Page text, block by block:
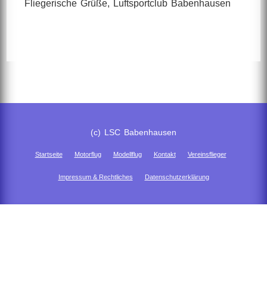
Fliegerische Grüße, Luftsportclub Babenhausen
(c) LSC Babenhausen
Startseite Motorflug Modellflug Kontakt Vereinsflieger
Impressum & Rechtliches Datenschutzerklärung